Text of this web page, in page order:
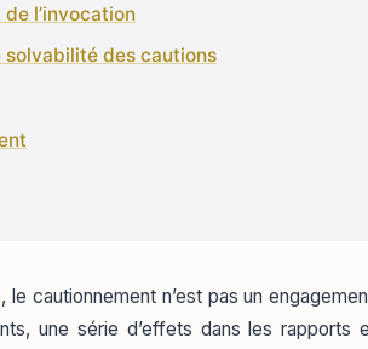
l’invocation
solvabilité des cautions
cautionnement n’est pas un
une série d’effets dans les